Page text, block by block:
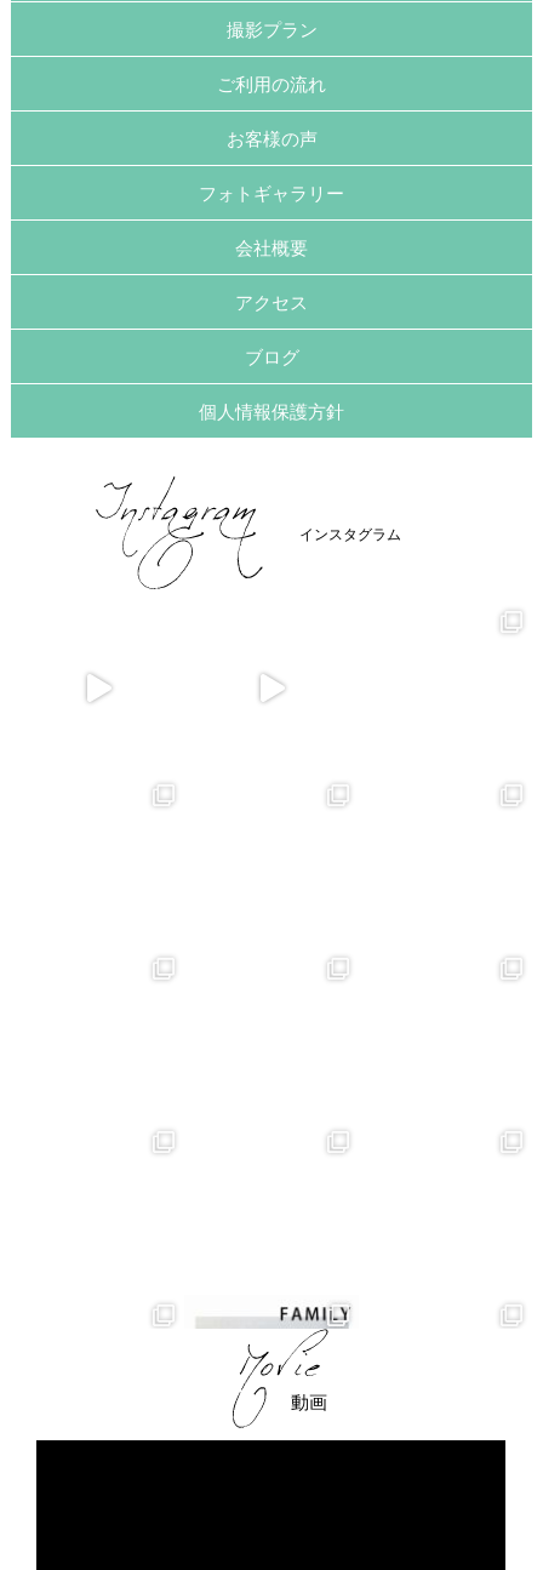
撮影プラン
ご利用の流れ
お客様の声
フォトギャラリー
会社概要
アクセス
ブログ
個人情報保護方針
インスタグラム
動画